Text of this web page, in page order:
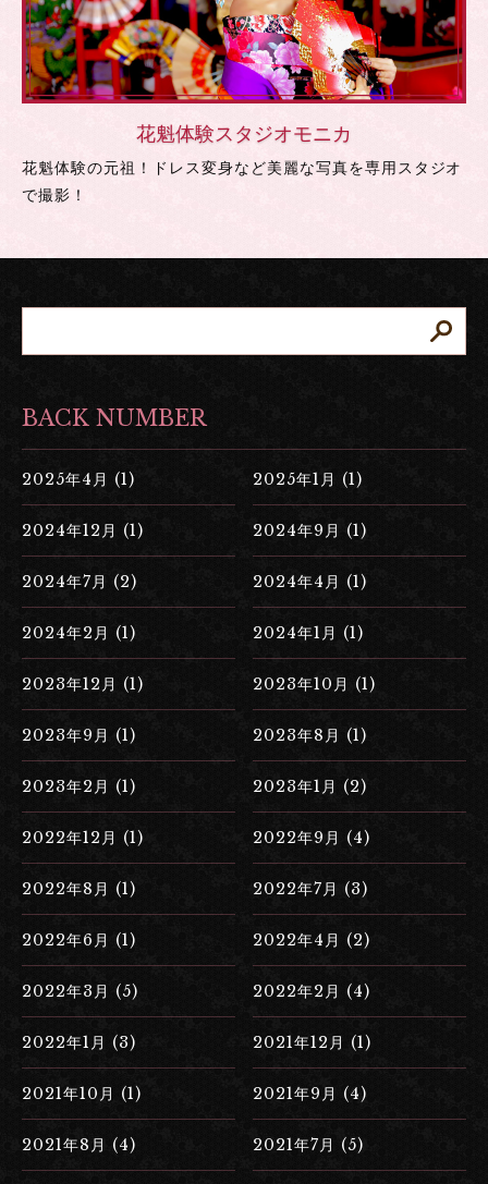
花魁体験スタジオモニカ
花魁体験の元祖！ドレス変身など美麗な写真を専用スタジオ
で撮影！
BACK NUMBER
2025年4月 (1) 2025年1月 (1)
2024年12月 (1) 2024年9月 (1)
2024年7月 (2) 2024年4月 (1)
2024年2月 (1) 2024年1月 (1)
2023年12月 (1) 2023年10月 (1)
2023年9月 (1) 2023年8月 (1)
2023年2月 (1) 2023年1月 (2)
2022年12月 (1) 2022年9月 (4)
2022年8月 (1) 2022年7月 (3)
2022年6月 (1) 2022年4月 (2)
2022年3月 (5) 2022年2月 (4)
2022年1月 (3) 2021年12月 (1)
2021年10月 (1) 2021年9月 (4)
2021年8月 (4) 2021年7月 (5)